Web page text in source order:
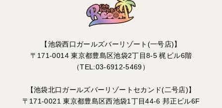
【池袋西口ガールズバーリゾート(一号店)】
〒171-0014 東京都豊島区池袋2丁目8-5 梶ビル6階
（TEL:03-6912-5469）
【池袋北口ガールズバーリゾートセカンド(二号店)】
〒171-0021 東京都豊島区西池袋1丁目44-6 邦正ビル6F